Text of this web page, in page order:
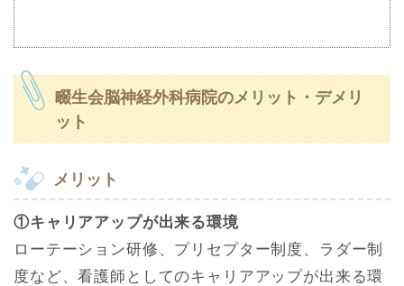
畷生会脳神経外科病院のメリット・デメリ
ット
メリット
①キャリアアップが出来る環境
ローテーション研修、プリセプター制度、ラダー制
度など、看護師としてのキャリアアップが出来る環